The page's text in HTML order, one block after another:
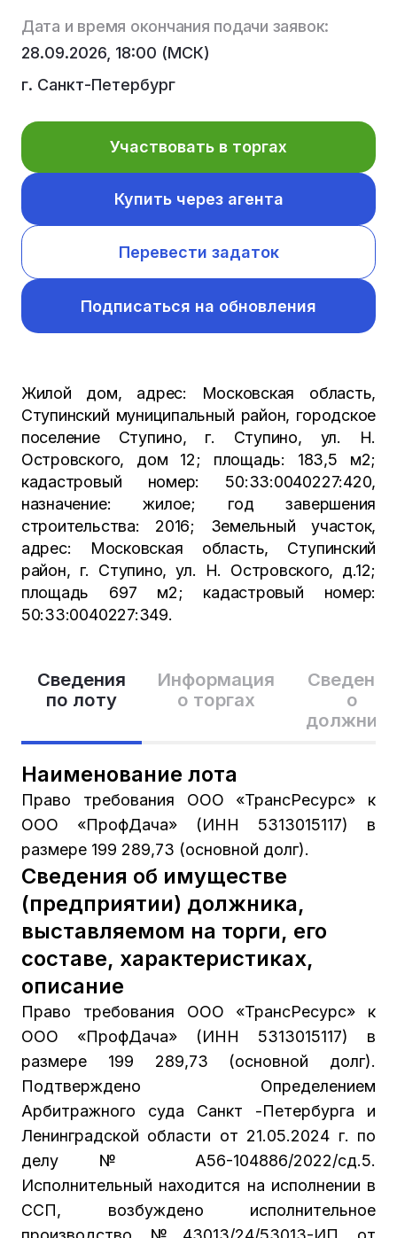
Сведения
по лоту
Информация
о торгах
Сведения
о
Наименование лота
Право требования ООО «ТрансРесурс» к
ООО «ПрофДача» (ИНН 5313015117) в
размере 199 289,73 (основной долг).
Сведения об имуществе
(предприятии) должника,
выставляемом на торги, его
составе, характеристиках,
описание
Право требования ООО «ТрансРесурс» к
ООО «ПрофДача» (ИНН 5313015117) в
размере 199 289,73 (основной долг).
Подтверждено Определением
Арбитражного суда Санкт -Петербурга и
Ленинградской области от 21.05.2024 г. по
делу № А56-104886/2022/сд.5.
Исполнительный находится на исполнении в
ССП, возбуждено исполнительное
Дата и время окончания подачи заявок:
28.09.2026, 18:00 (МСК)
г. Санкт-Петербург
Участвовать в торгах
Купить через агента
Перевести задаток
Подписаться на обновления
Жилой дом, адрес: Московская область,
Ступинский муниципальный район, городское
поселение Ступино, г. Ступино, ул. Н.
Островского, дом 12; площадь: 183,5 м2;
кадастровый номер: 50:33:0040227:420,
назначение: жилое; год завершения
строительства: 2016; Земельный участок,
адрес: Московская область, Ступинский
район, г. Ступино, ул. Н. Островского, д.12;
площадь 697 м2; кадастровый номер:
50:33:0040227:349.